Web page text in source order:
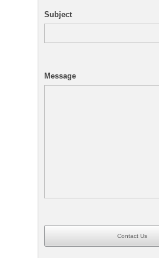
Subject
Message
Contact Us